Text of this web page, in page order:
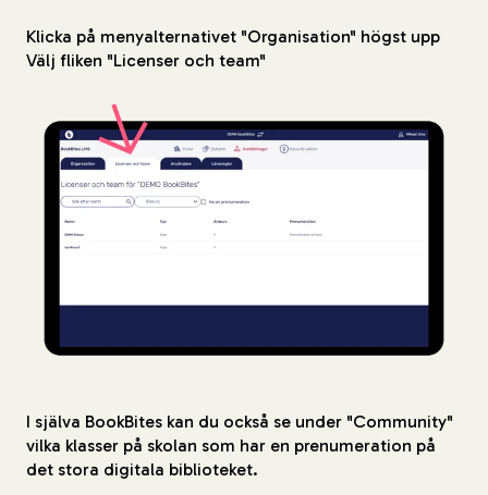
Klicka på menyalternativet "Organisation" högst upp
Välj fliken "Licenser och team"
I själva BookBites kan du också se under "Community"
vilka klasser på skolan som har en prenumeration på
det stora digitala biblioteket.